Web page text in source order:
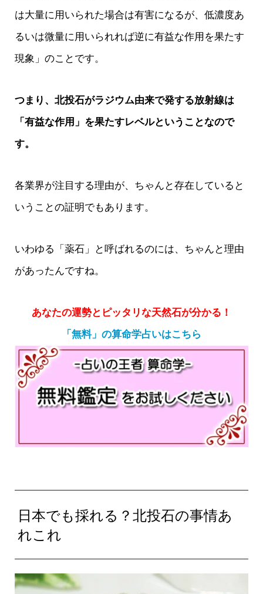
は大量に用いられた場合は有害になるが、低濃度あ
るいは微量に用いられれば逆に有益な作用を果たす
現象」のことです。
つまり、北投石がラジウム由来で発する放射線は
「有益な作用」を果たすレベルということなので
す。
各業界が注目する理由が、ちゃんと存在していると
いうことの証明でもあります。
いわゆる「薬石」と呼ばれるのには、ちゃんと理由
があったんですね。
あなたの運勢とピッタリな天然石が分かる！
「無料」の算命学占いはこちら
日本でも採れる？北投石の事情あ
れこれ